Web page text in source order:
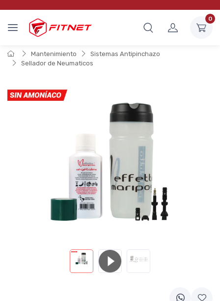
0
Mantenimiento
Sistemas Antipinchazo
Sellador de Neumaticos